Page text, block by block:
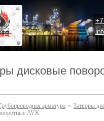
дисковые
арматура » Затворы
AVK